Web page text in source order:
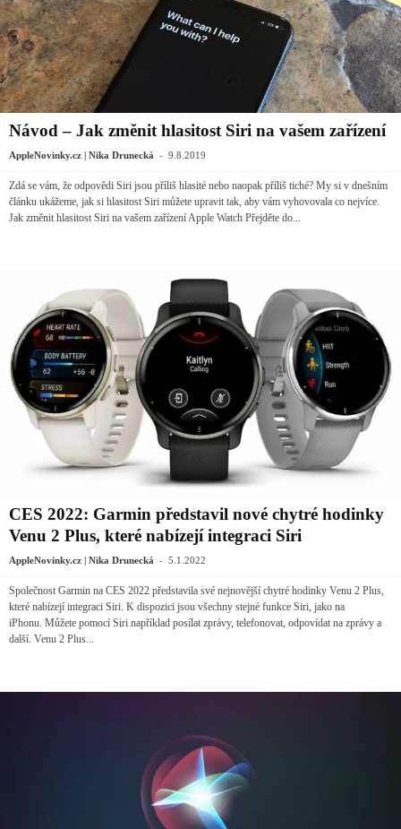
Návod – Jak změnit hlasitost Siri na vašem zařízení
AppleNovinky.cz | Nika Drunecká - 9.8.2019
Zdá se vám, že odpovědi Siri jsou příliš hlasité nebo naopak příliš tiché? My si v dnešním
článku ukážeme, jak si hlasitost Siri můžete upravit tak, aby vám vyhovovala co nejvíce.
Jak změnit hlasitost Siri na vašem zařízení Apple Watch Přejděte do...
CES 2022: Garmin představil nové chytré hodinky
Venu 2 Plus, které nabízejí integraci Siri
AppleNovinky.cz | Nika Drunecká - 5.1.2022
Společnost Garmin na CES 2022 představila své nejnovější chytré hodinky Venu 2 Plus,
které nabízejí integraci Siri. K dispozici jsou všechny stejné funkce Siri, jako na
‌iPhonu‌. Můžete pomocí Siri například posílat zprávy, telefonovat, odpovídat na zprávy a
další. Venu 2 Plus...